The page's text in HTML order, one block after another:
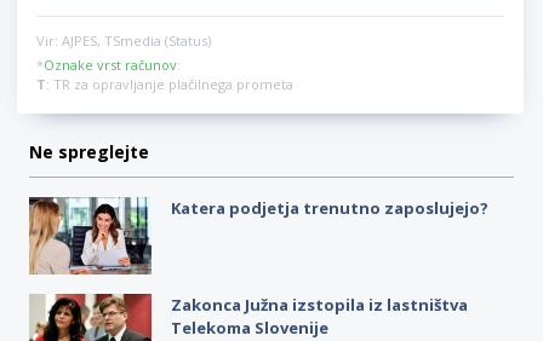
Vir: AJPES, TSmedia (Status)
*Oznake vrst računov:
T: TR za opravljanje plačilnega prometa
Ne spreglejte
Katera podjetja trenutno zaposlujejo?
Zakonca Južna izstopila iz lastništva
Telekoma Slovenije